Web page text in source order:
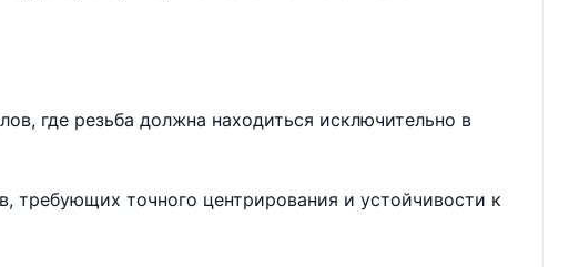
где резьба должна находиться исключительно в
требующих точного центрирования и устойчивости к